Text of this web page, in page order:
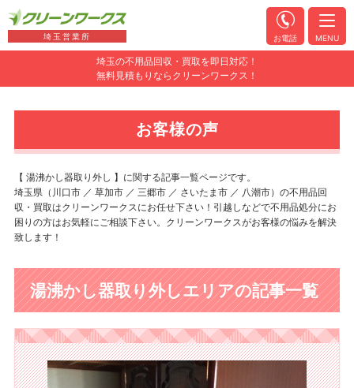
埼玉の不用品回収・買取を即日対応！
無料見積もりならクリーンワークス！
埼玉営業所 お電話 MENU
お客様の声
【 湯沸かし器取り外し 】に関する記事一覧ページです。
埼玉県（川口市 ／ 草加市 ／ 三郷市 ／ さいたま市 ／ 八潮市）の不用品回
収・買取はクリーンワークスにお任せ下さい！引越しなどで不用品処分にお
困りの方はお気軽にご相談下さい。クリーンワークスがお客様の悩みを解決
致します！
湯沸かし器取り外しエリアの記事一覧